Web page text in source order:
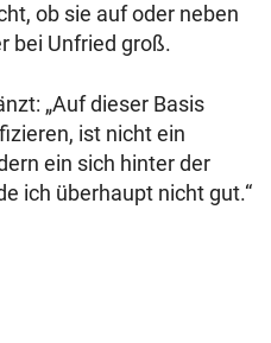
ob sie auf oder neben
bei Unfried groß.
„Auf dieser Basis
ist nicht ein
ein sich hinter der
ich überhaupt nicht gut.“